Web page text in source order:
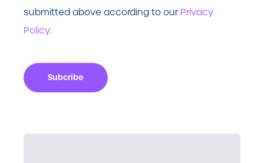
submitted above according to our Privacy
Policy.